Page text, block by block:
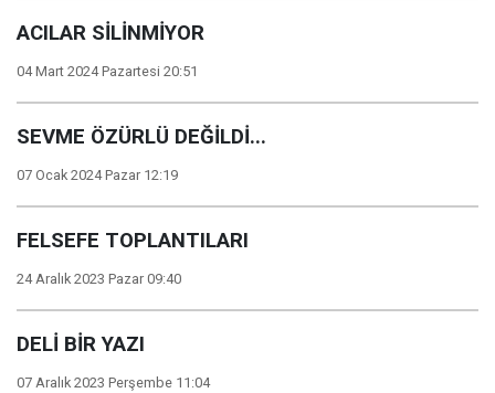
ACILAR SİLİNMİYOR
04 Mart 2024 Pazartesi 20:51
SEVME ÖZÜRLÜ DEĞİLDİ...
07 Ocak 2024 Pazar 12:19
FELSEFE TOPLANTILARI
24 Aralık 2023 Pazar 09:40
DELİ BİR YAZI
07 Aralık 2023 Perşembe 11:04